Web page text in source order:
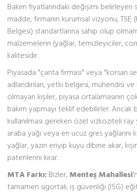
Bakım fiyatlarındaki değişimi
madde, firmanın kurumsal vizyonu,
Belgesi) standartlarına sahip olup
malzemelerin (yağlar, temizleyiciler,
kalitesidir.
Piyasada "çanta firması" veya "korsan
adlandırılan, yetki belgesi, mühendisi
olmayan kişiler, piyasa ortalamasının
bakım yapmayı teklif edebilirler. Ancak
kullanılması gereken özel vizkoziteli ray
araba yağı veya en ucuz gres yağlarını
yağlar, yazın eriyip kuyu dibine akar,
patenlerini kırar.
MTA Farkı: Bizler, Menteş Mahallesi
tamamen sigortalı, iş güvenliği (İSG)